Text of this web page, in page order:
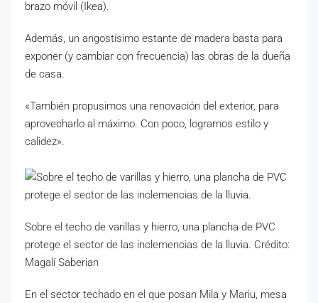
brazo móvil (Ikea).
Además, un angostísimo estante de madera basta para
exponer (y cambiar con frecuencia) las obras de la dueña
de casa.
«También propusimos una renovación del exterior, para
aprovecharlo al máximo. Con poco, logramos estilo y
calidez».
Sobre el techo de varillas y hierro, una plancha de PVC
protege el sector de las inclemencias de la lluvia. Crédito:
Magalí Saberian
En el sector techado en el que posan Mila y Mariu, mesa